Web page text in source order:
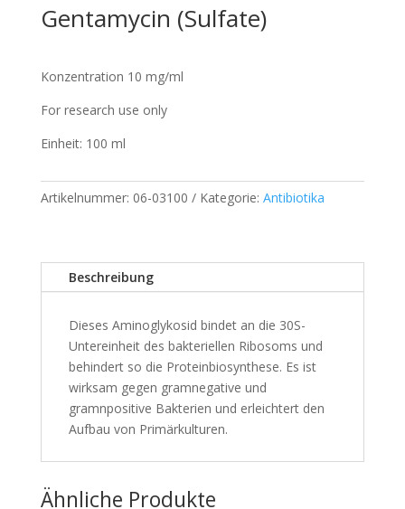
Gentamycin (Sulfate)
Konzentration 10 mg/ml
For research use only
Einheit: 100 ml
Artikelnummer: 06-03100 Kategorie: Antibiotika
Beschreibung
Dieses Aminoglykosid bindet an die 30S-
Untereinheit des bakteriellen Ribosoms und
behindert so die Proteinbiosynthese. Es ist
wirksam gegen gramnegative und
gramnpositive Bakterien und erleichtert den
Aufbau von Primärkulturen.
Ähnliche Produkte